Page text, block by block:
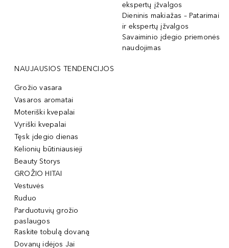
ekspertų įžvalgos
Dieninis makiažas – Patarimai
ir ekspertų įžvalgos
Savaiminio įdegio priemonės
naudojimas
NAUJAUSIOS TENDENCIJOS
Grožio vasara
Vasaros aromatai
Moteriški kvepalai
Vyriški kvepalai
Tęsk įdegio dienas
Kelionių būtiniausieji
Beauty Storys
GROŽIO HITAI
Vestuvės
Ruduo
Parduotuvių grožio
paslaugos
Raskite tobulą dovaną
Dovanų idėjos Jai